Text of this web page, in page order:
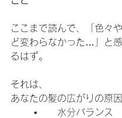
ここまで読んで、「色々
ど変わらなかった…」と
るはず。
それは、
あなたの髪の広がりの原
	•	水分バランス